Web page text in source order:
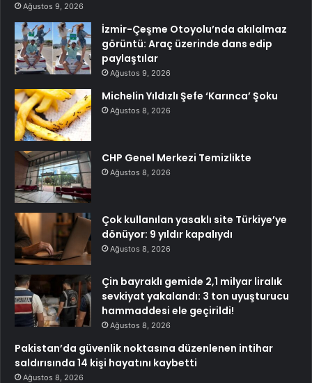
Ağustos 9, 2026
İzmir-Çeşme Otoyolu’nda akılalmaz
görüntü: Araç üzerinde dans edip
paylaştılar
Ağustos 9, 2026
Michelin Yıldızlı Şefe ‘Karınca’ Şoku
Ağustos 8, 2026
CHP Genel Merkezi Temizlikte
Ağustos 8, 2026
Çok kullanılan yasaklı site Türkiye’ye
dönüyor: 9 yıldır kapalıydı
Ağustos 8, 2026
Çin bayraklı gemide 2,1 milyar liralık
sevkiyat yakalandı: 3 ton uyuşturucu
hammaddesi ele geçirildi!
Ağustos 8, 2026
Pakistan’da güvenlik noktasına düzenlenen intihar
saldırısında 14 kişi hayatını kaybetti
Ağustos 8, 2026